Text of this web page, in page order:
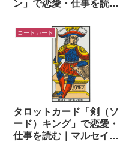
ン」で恋愛・仕事を読む
ワンオラクル
コートカード
タロットカード「剣（ソ
ード）キング」で恋愛・
仕事を読む｜マルセイユ